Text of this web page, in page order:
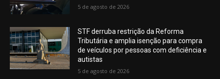
5 de agosto de 2026
STF derruba restrição da Reforma
Tributária e amplia isenção para compra
de veículos por pessoas com deficiência e
autistas
5 de agosto de 2026